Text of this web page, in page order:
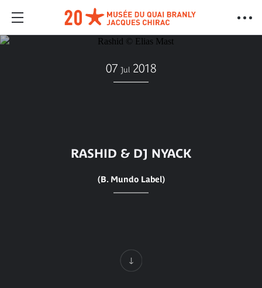
07 Jul 2018
RASHID & DJ NYACK
(B. Mundo Label)